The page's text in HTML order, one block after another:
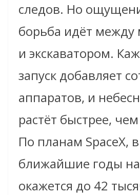
следов. Но
борьба идёт между
и экскаватором.
запуск добавляет
аппаратов, и
растёт быстрее,
По планам SpaceX, в
ближайшие годы
окажется до 42